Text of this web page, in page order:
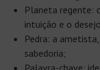
Planeta regente:
intuição e o
Pedra: a
sabedoria;
Palavra-chave: